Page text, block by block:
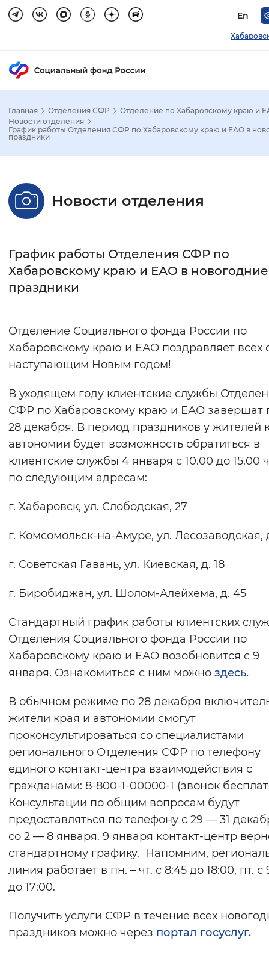
En
Стандартный Увеличенный
Без засечек С засечками
Цвет сайта
Монохромный Инверсивный
Синий фон
Изображения
Включены Выключены
Звуковой ассистент
Воспроизвести Остановить
Главная Отделения СФР
Отделение по Хабаровскому краю и
Новости отделения
График работы Отделения СФР по Хабаровскому краю и ЕАО в
праздники
Новости отделения
График работы Отделения СФР по
Хабаровскому краю и ЕАО в новогодние
праздники
Отделение Социального фонда России по
Хабаровскому краю и ЕАО поздравляет всех
наступающим Новым годом!
В уходящем году клиентские службы
СФР по Хабаровскому краю и ЕАО завершат
28 декабря. В период праздников у жителей
автономии будет возможность обратиться в
клиентские службы 4 января с 10.00 до 15.00
по следующим адресам:
г. Хабаровск, ул. Слободская, 27
г. Комсомольск-на-Амуре, ул. Лесозаводская,
г. Советская Гавань, ул. Киевская, д. 18
г. Биробиджан, ул. Шолом-Алейхема, д. 45
Стандартный график работы клиентских
Отделения Социального фонда России по
Хабаровскому краю и ЕАО возобновится с 9
января. Ознакомиться с ним можно здесь.
В обычном режиме по 28 декабря
жители края и автономии смогут
проконсультироваться со специалистами
регионального Отделения СФР по телефону
единого контакт-центра взаимодействия с
гражданами: 8-800-1-00000-1 (звонок
Консультации по общим вопросам будут
предоставляться по телефону с 29 — 31
со 2 — 8 января. 9 января контакт-центр
стандартному графику. Напомним,
линия работает в пн. – чт. с 8:45 до 18:00, пт. с
до 17:00.
Получить услуги СФР в течение всех
праздников можно через портал госуслуг.